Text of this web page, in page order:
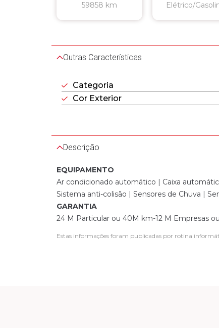
59858 km
Elétrico/
Outras Características
Categoria
Cor Exterior
Descrição
EQUIPAMENTO
Ar condicionado automático | Caixa
Sistema anti-colisão | Sensores de Chuva |
GARANTIA
24 M Particular ou 40M km-12 M Empresas
Estas informações foram publicadas por rotina